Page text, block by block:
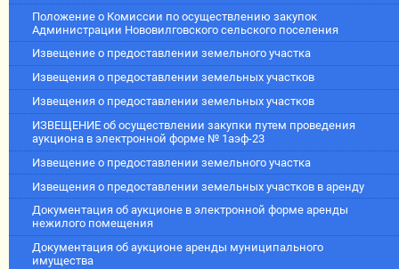
Положение о Комиссии по осуществлению закупок
Администрации Нововилговского сельского поселения
Извещение о предоставлении земельного участка
Извещения о предоставлении земельных участков
Извещения о предоставлении земельных участков
ИЗВЕЩЕНИЕ об осуществлении закупки путем проведения
аукциона в электронной форме № 1аэф-23
Извещение о предоставлении земельного участка
Извещения о предоставлении земельных участков в аренду
Документация об аукционе в электронной форме аренды
нежилого помещения
Документация об аукционе аренды муниципального
имущества